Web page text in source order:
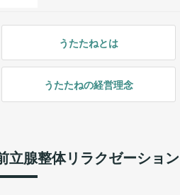
うたたねとは
うたたねの経営理念
立腺整体リラクゼーション